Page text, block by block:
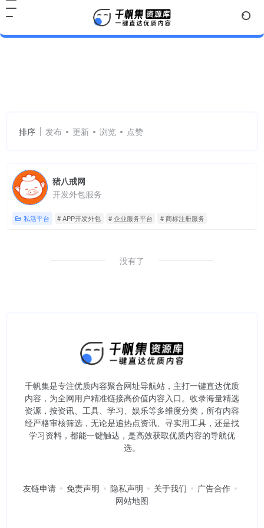
排序 发布 更新 浏览 点赞
猪八戒网
开发外包服务
私活平台 # APP开发外包 # 企业服务平台 # 商标注册服务
没有了
千帆集是专注优质内容聚合网址导航站，主打一键直达优质
内容，为全网用户精准链接高价值内容入口。​收录海量精选
资源，按资讯、工具、学习、娱乐等多维度分类，所有内容
经严格审核筛选，无论是追热点资讯、寻实用工具，还是找
学习资料，都能一键触达，是高效获取优质内容的导航优
选。
友链申请 免责声明 隐私声明 关于我们
广告合作
网站地图